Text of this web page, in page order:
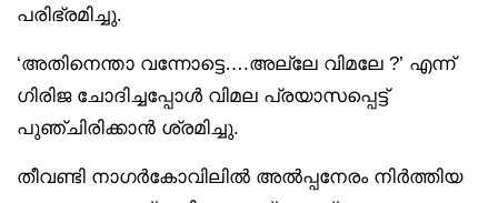
പരിഭ്രമിച്ചു.
‘അതിനെന്താ വന്നോട്ടെ….അല്ലേ വിമലേ ?’ എന്ന്
ഗിരിജ ചോദിച്ചപ്പോൾ വിമല പ്രയാസപ്പെട്ട്
പുഞ്ചിരിക്കാൻ ശ്രമിച്ചു.
തീവണ്ടി നാഗർകോവിലിൽ അൽപ്പനേരം നിർത്തിയ